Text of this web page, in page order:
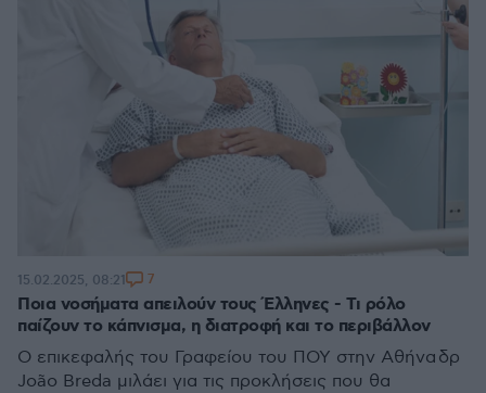
Ποια νοσήματα απειλούν τους Έλληνες - Τι ρόλο
παίζουν το κάπνισμα, η διατροφή και το περιβάλλον
Ο επικεφαλής του Γραφείου του ΠΟΥ στην Αθήνα δρ
João Breda μιλάει για τις προκλήσεις που θα
15.02.2025, 08:21 7